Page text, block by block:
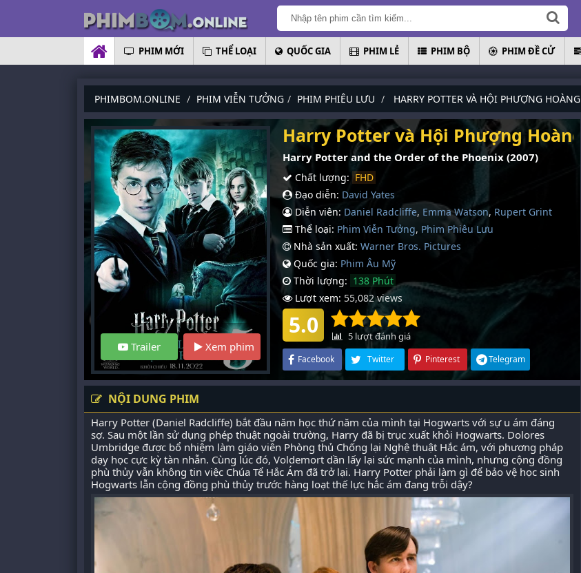
PHIM MỚI THỂ LOẠI QUỐC GIA PHIM LẺ PHIM BỘ PHIM ĐỀ CỬ
PHIMBOM.ONLINE PHIM VIỄN TƯỞNG PHIM PHIÊU LƯU HARRY POTTER VÀ HỘI PHƯỢNG HOÀNG
Trailer Xem phim
Harry Potter và Hội Phượng Hoàng
Harry Potter and the Order of the Phoenix (2007)
Chất lượng: FHD
Đạo diễn: David Yates
Diễn viên: Daniel Radcliffe, Emma Watson, Rupert Grint
Thể loại: Phim Viễn Tưởng, Phim Phiêu Lưu
Nhà sản xuất: Warner Bros. Pictures
Quốc gia: Phim Âu Mỹ
Thời lượng: 138 Phút
Lượt xem: 55,082 views
5.0 5 lượt đánh giá
Facebook Twitter Pinterest Telegram
NỘI DUNG PHIM
Harry Potter (Daniel Radcliffe) bắt đầu năm học thứ năm của mình tại Hogwarts với sự u ám đáng
sợ. Sau một lần sử dụng phép thuật ngoài trường, Harry đã bị trục xuất khỏi Hogwarts. Dolores
Umbridge được bổ nhiệm làm giáo viên Phòng thủ Chống lại Nghệ thuật Hắc ám, với phương pháp
dạy học cực kỳ tàn nhẫn. Cùng lúc đó, Voldemort dần lấy lại sức mạnh của mình, nhưng cộng đồng
phù thủy vẫn không tin việc Chúa Tể Hắc Ám đã trở lại. Harry Potter phải làm gì để bảo vệ học sinh
Hogwarts lẫn cộng đồng phù thủy trước hàng loạt thế lực hắc ám đang trỗi dậy?